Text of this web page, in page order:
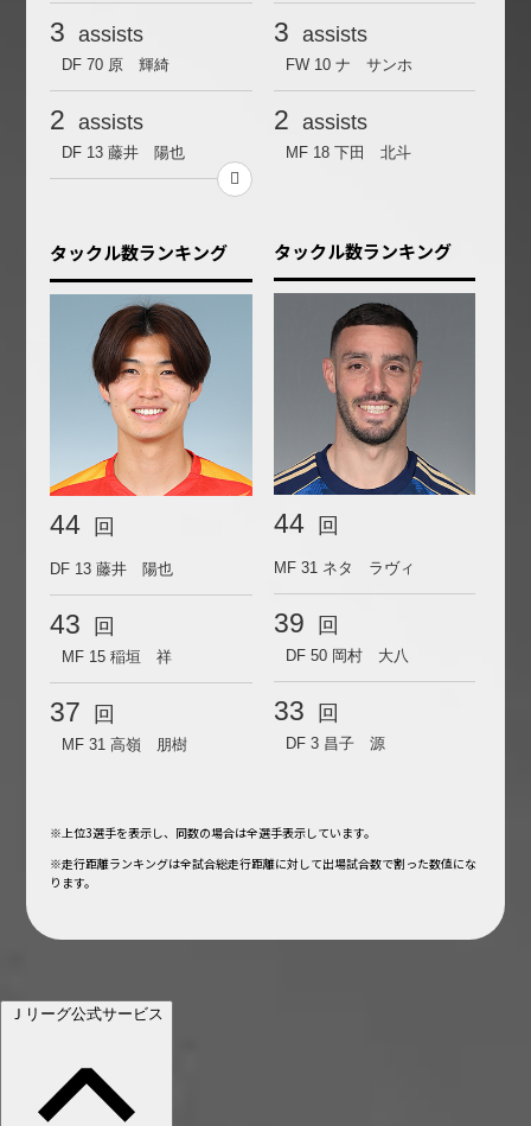
3 assists
DF 70 原 輝綺
2 assists
DF 13 藤井 陽也
タックル数ランキング
44 回
DF 13 藤井 陽也
43 回
MF 15 稲垣 祥
37 回
MF 31 高嶺 朋樹
3 assists
FW 10 ナ サンホ
2 assists
MF 18 下田 北斗
タックル数ランキング
44 回
MF 31 ネタ ラヴィ
39 回
DF 50 岡村 大八
33 回
DF 3 昌子 源
※上位3選手を表示し、同数の場合は全選手表示しています。
※走行距離ランキングは全試合総走行距離に対して出場試合数で割った数値にな
ります。